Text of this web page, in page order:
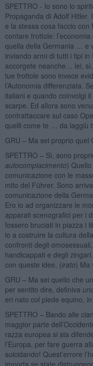
SPETTRO - Io sono lo
Propaganda di Adolf
e la stessa cosa faccio
contare frottole:
quella della Germania … e
inviando armi di tutti i tipi
accorgete neanche… lei,
tue frottole sono invece
l’Autonomia differenziata.
italiani e quando coinvolgi
scarpe. Ed allora sono
contrattaccare sul caso
quelli come te … da laggiù
GRU – Ma sei proprio quel
SPETTRO – Sì, sono
autocompiacimento)
comunicazione con le
mito del Führer. Sono
comunicazione della
Ero io ad organizzare le
apparati scenografici per i
fossero bruciati in piazza i
io a costruire la cultura
confronti degli
handicappati e degli
con queste idee. (irato) Ma
GRU – Ma sei quello che
per sentito dire, definiva
eri nato col piede equino, in
SPETTRO – Bando alle
maggior parte
razza europea si sta
l’Europa, per fare guerra
suicidando! Quest’errore
importa se state